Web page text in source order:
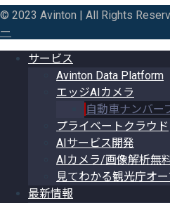
© 2023 Avinton | All Rights
ー
サービス
Avinton Data Platform
エッジAIカメラ
自動車ナンバー
プライベートクラウド
AIサービス開発
AIカメラ/画像解析無
見てわかる観光庁オ
最新情報